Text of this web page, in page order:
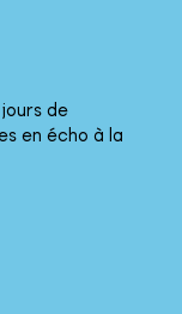
de
en écho à la